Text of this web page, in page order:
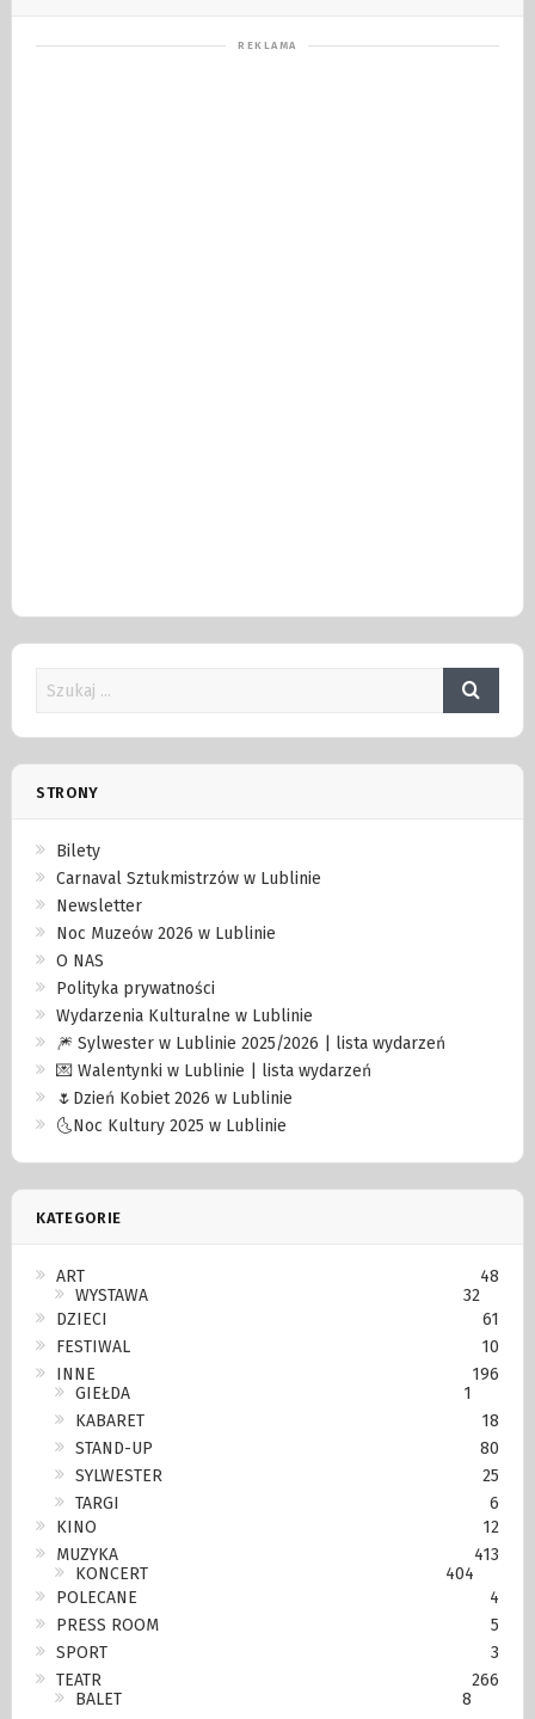
STRONY
Bilety
Carnaval Sztukmistrzów w Lublinie
Newsletter
Noc Muzeów 2026 w Lublinie
O NAS
Polityka prywatności
Wydarzenia Kulturalne w Lublinie
🎆 Sylwester w Lublinie 2025/2026 | lista wydarzeń
💌 Walentynki w Lublinie | lista wydarzeń
🌷Dzień Kobiet 2026 w Lublinie
🌜Noc Kultury 2025 w Lublinie
KATEGORIE
ART
48
WYSTAWA
32
DZIECI
61
FESTIWAL
10
INNE
196
GIEŁDA
1
KABARET
18
STAND-UP
80
SYLWESTER
25
TARGI
6
KINO
12
MUZYKA
413
KONCERT
404
POLECANE
4
PRESS ROOM
5
SPORT
3
TEATR
266
BALET
8